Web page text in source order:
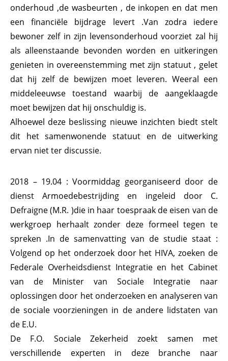
onderhoud ,de wasbeurten , de inkopen en dat men
een financiële bijdrage levert .Van zodra iedere
bewoner zelf in zijn levensonderhoud voorziet zal hij
als alleenstaande bevonden worden en uitkeringen
genieten in overeenstemming met zijn statuut , gelet
dat hij zelf de bewijzen moet leveren. Weeral een
middeleeuwse toestand waarbij de aangeklaagde
moet bewijzen dat hij onschuldig is.
Alhoewel deze beslissing nieuwe inzichten biedt stelt
dit het samenwonende statuut en de uitwerking
ervan niet ter discussie.
2018 – 19.04 : Voormiddag georganiseerd door de
dienst Armoedebestrijding en ingeleid door C.
Defraigne (M.R. )die in haar toespraak de eisen van de
werkgroep herhaalt zonder deze formeel tegen te
spreken .In de samenvatting van de studie staat :
Volgend op het onderzoek door het HIVA, zoeken de
Federale Overheidsdienst Integratie en het Cabinet
van de Minister van Sociale Integratie naar
oplossingen door het onderzoeken en analyseren van
de sociale voorzieningen in de andere lidstaten van
de E.U.
De F.O. Sociale Zekerheid zoekt samen met
verschillende experten in deze branche naar